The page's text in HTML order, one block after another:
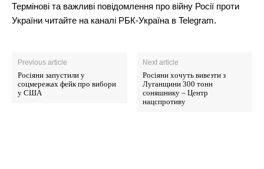
Термінові та важливі повідомлення про війну Росії проти
України читайте на каналі РБК-Україна в Telegram.
Previous article
Росіяни запустили у
соцмережах фейк про вибори
у США
Next article
Росіяни хочуть вивезти з
Луганщини 300 тонн
соняшнику – Центр
нацспротиву